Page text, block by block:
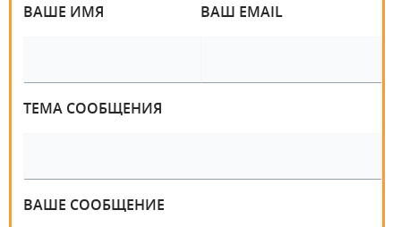
ВАШЕ ИМЯ ВАШ EMAIL
ТЕМА СООБЩЕНИЯ
ВАШЕ СООБЩЕНИЕ